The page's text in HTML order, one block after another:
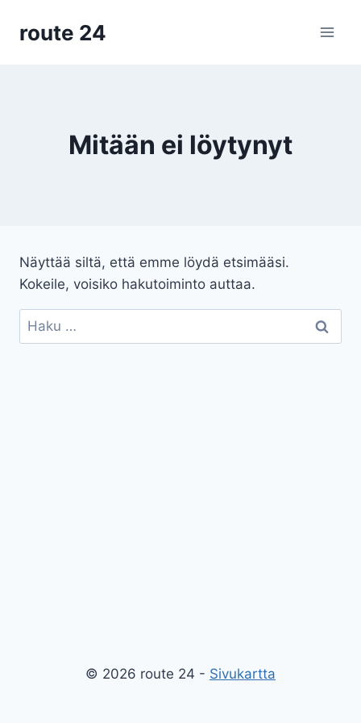
sisältöön
route 24
Mitään ei löytynyt
Näyttää siltä, että emme löydä etsimääsi.
Kokeile, voisiko hakutoiminto auttaa.
Haku:
© 2026 route 24 - Sivukartta